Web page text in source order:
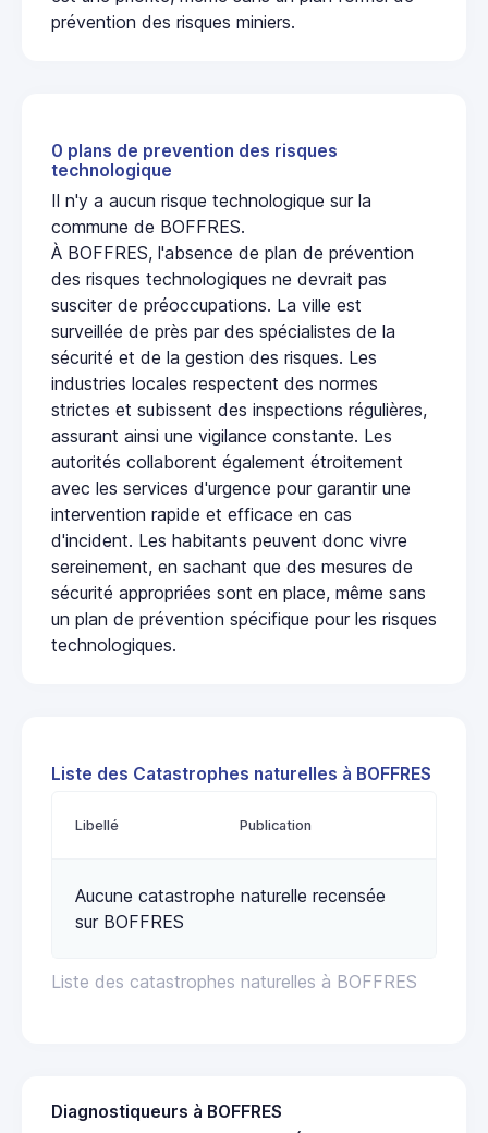
prévention des risques miniers.
0 plans de prevention des risques
technologique
Il n'y a aucun risque technologique sur la
commune de BOFFRES.
À BOFFRES, l'absence de plan de prévention
des risques technologiques ne devrait pas
susciter de préoccupations. La ville est
surveillée de près par des spécialistes de la
sécurité et de la gestion des risques. Les
industries locales respectent des normes
strictes et subissent des inspections régulières,
assurant ainsi une vigilance constante. Les
autorités collaborent également étroitement
avec les services d'urgence pour garantir une
intervention rapide et efficace en cas
d'incident. Les habitants peuvent donc vivre
sereinement, en sachant que des mesures de
sécurité appropriées sont en place, même sans
un plan de prévention spécifique pour les risques
technologiques.
Liste des Catastrophes naturelles à BOFFRES
Liste des catastrophes naturelles à BOFFRES
Libellé Publication
Aucune catastrophe naturelle recensée
sur BOFFRES
Diagnostiqueurs à BOFFRES